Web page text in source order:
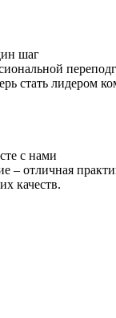
шаг
стать лидером
с нами
– отличная
качеств.